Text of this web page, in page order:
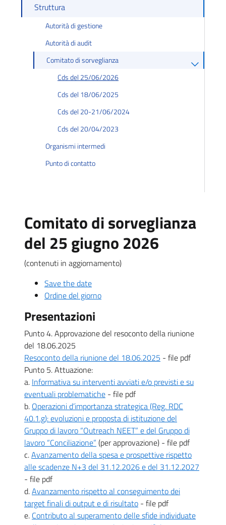
Struttura
Autorità di gestione
Autorità di audit
Comitato di sorveglianza
Cds del 25/06/2026
Cds del 18/06/2025
Cds del 20-21/06/2024
Cds del 20/04/2023
Organismi intermedi
Punto di contatto
Comitato di sorveglianza
del 25 giugno 2026
(contenuti in aggiornamento)
Save the date
Ordine del giorno
Presentazioni
Punto 4. Approvazione del resoconto della riunione
del 18.06.2025
Resoconto della riunione del 18.06.2025 - file pdf
Punto 5. Attuazione:
a. Informativa su interventi avviati e/o previsti e su
eventuali problematiche - file pdf
b. Operazioni d’importanza strategica (Reg. RDC
40.1.g): evoluzioni e proposta di istituzione del
Gruppo di lavoro “Outreach NEET” e del Gruppo di
lavoro “Conciliazione” (per approvazione) - file pdf
c.Avanzamento della spesa e prospettive rispetto
alle scadenze N+3 del 31.12.2026 e del 31.12.2027
- file pdf
d.Avanzamento rispetto al conseguimento dei
target finali di output e di risultato - file pdf
e. Contributo al superamento delle sfide individuate